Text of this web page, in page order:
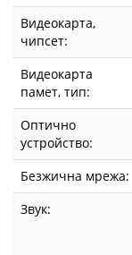
Видеокарта,
чипсет:
Видеокарта
памет, тип:
Оптично
устройство:
Безжична мрежа:
Звук: